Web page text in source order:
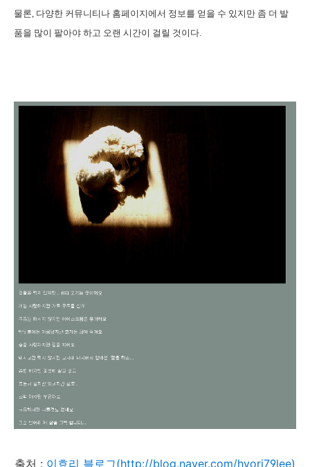
물론, 다양한 커뮤니티나 홈페이지에서 정보를 얻을 수 있지만 좀 더 발
품을 많이 팔아야 하고 오랜 시간이 걸릴 것이다.
출처 : 이효리 블로그(http://blog.naver.com/hyori79lee)